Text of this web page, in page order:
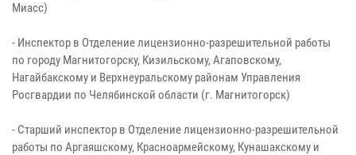
Миасс)
- Инспектор в Отделение лицензионно-разрешительной работы
по городу Магнитогорску, Кизильскому, Агаповскому,
Нагайбакскому и Верхнеуральскому районам Управления
Росгвардии по Челябинской области (г. Магнитогорск)
- Старший инспектор в Отделение лицензионно-разрешительной
работы по Аргаяшскому, Красноармейскому, Кунашакскому и